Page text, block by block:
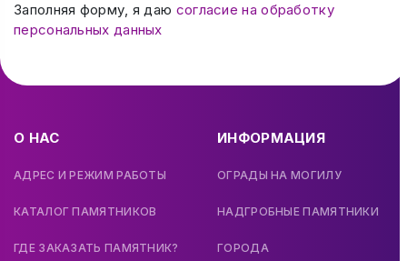
Заполняя форму, я даю согласие на обработку
персональных данных
О НАС
АДРЕС И РЕЖИМ РАБОТЫ
КАТАЛОГ ПАМЯТНИКОВ
ГДЕ ЗАКАЗАТЬ ПАМЯТНИК?
ИНФОРМАЦИЯ
ОГРАДЫ НА МОГИЛУ
НАДГРОБНЫЕ ПАМЯТНИКИ
ГОРОДА